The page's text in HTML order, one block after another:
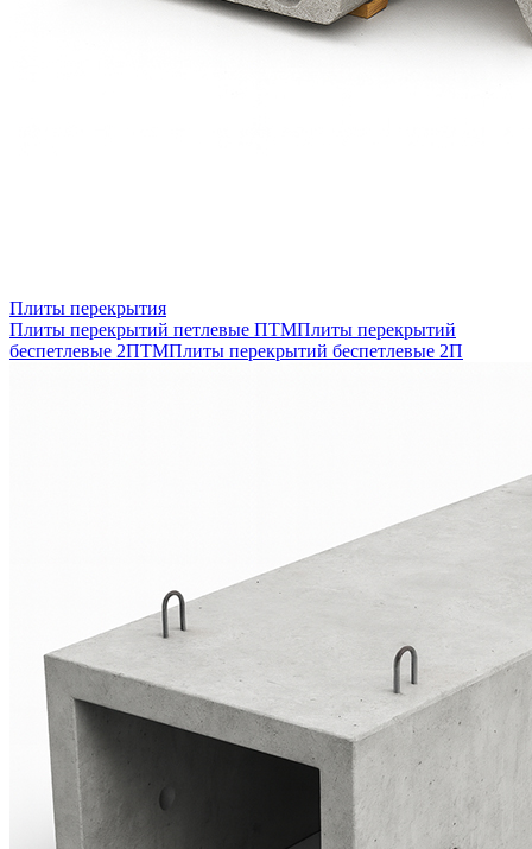
Плиты перекрытия
Плиты перекрытий петлевые ПТМПлиты перекрытий
беспетлевые 2ПТМПлиты перекрытий беспетлевые 2П